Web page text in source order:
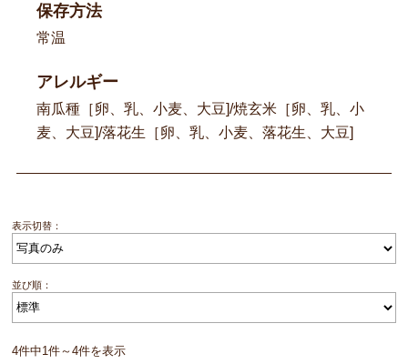
保存方法
常温
アレルギー
南瓜種［卵、乳、小麦、大豆]/焼玄米［卵、乳、小
麦、大豆]/落花生［卵、乳、小麦、落花生、大豆]
表示切替：
並び順：
4件中1件～4件を表示